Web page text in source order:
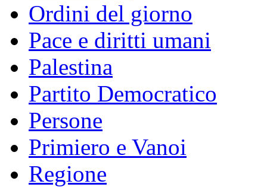
Ordini del giorno
Pace e diritti umani
Palestina
Partito Democratico
Persone
Primiero e Vanoi
Regione